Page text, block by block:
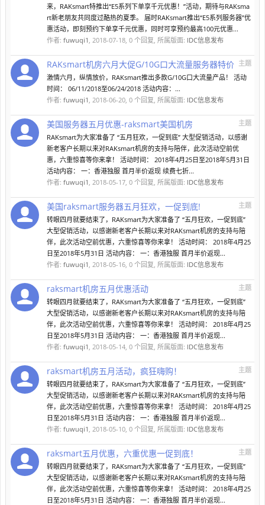
来，RAKsmart特推出“E5系列下单享千元优惠！”活动，期待与RAKsma
rt新老朋友共同度过酷热的夏季。 届时RAKsmart推出“E5系列服务器”优
惠活动，即刻预约下单享千元优惠，同时可享预约最高100元优惠...
作者: fuwuqi1 , 2018-07-18, 0 个回复, 所属版面: IDC信息发布
主题
RAKsmart机房六月大促G/10G口大流量服务器特价
激情六月，纵情放价，RAKsmart推出多款G/10G口大流量产品！ 活动
时间： 06/11/2018至06/24/2018 活动内容：...
作者: fuwuqi1 , 2018-06-20, 0 个回复, 所属版面: IDC信息发布
主题
美国服务器五月优惠-raksmart美国机房
RAKsmart为大家准备了 “五月狂欢，一促到底” 大型促销活动，以感谢
新老客户长期以来对RAKsmart机房的支持与陪伴，此次活动空前优
惠，六重惊喜等你来拿！ 活动时间： 2018年4月25日至2018年5月31日
活动内容： 一：香港独服 首月半价返现 续费七折...
作者: fuwuqi1 , 2018-05-17, 0 个回复, 所属版面: IDC信息发布
主题
美国raksmart服务器五月狂欢，一促到底!
转眼四月就要结束了，RAKsmart为大家准备了 “五月狂欢，一促到底”
大型促销活动，以感谢新老客户长期以来对RAKsmart机房的支持与陪
伴，此次活动空前优惠，六重惊喜等你来拿！ 活动时间： 2018年4月25
日至2018年5月31日 活动内容： 一：香港独服 首月半价返现...
作者: fuwuqi1 , 2018-05-16, 0 个回复, 所属版面: IDC信息发布
主题
raksmart机房五月优惠活动
转眼四月就要结束了，RAKsmart为大家准备了 “五月狂欢，一促到底”
大型促销活动，以感谢新老客户长期以来对RAKsmart机房的支持与陪
伴，此次活动空前优惠，六重惊喜等你来拿！ 活动时间： 2018年4月25
日至2018年5月31日 活动内容： 一：香港独服 首月半价返现...
作者: fuwuqi1 , 2018-05-14, 0 个回复, 所属版面: IDC信息发布
主题
raksmart机房五月活动，疯狂嗨购！
转眼四月就要结束了，RAKsmart为大家准备了 “五月狂欢，一促到底”
大型促销活动，以感谢新老客户长期以来对RAKsmart机房的支持与陪
伴，此次活动空前优惠，六重惊喜等你来拿！ 活动时间： 2018年4月25
日至2018年5月31日 活动内容： 一：香港独服 首月半价返现...
作者: fuwuqi1 , 2018-05-10, 0 个回复, 所属版面: IDC信息发布
主题
raksmart五月优惠，六重优惠一促到底！
转眼四月就要结束了，RAKsmart为大家准备了 “五月狂欢，一促到底”
大型促销活动，以感谢新老客户长期以来对RAKsmart机房的支持与陪
伴，此次活动空前优惠，六重惊喜等你来拿！ 活动时间： 2018年4月25
日至2018年5月31日 活动内容： 一：香港独服 首月半价返现...